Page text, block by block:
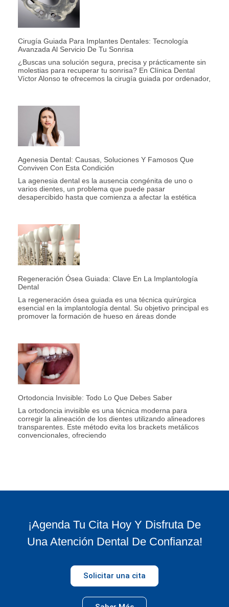
Cirugía Guiada Para Implantes Dentales: Tecnología
Avanzada Al Servicio De Tu Sonrisa
¿Buscas una solución segura, precisa y prácticamente sin
molestias para recuperar tu sonrisa? En Clínica Dental
Víctor Alonso te ofrecemos la cirugía guiada por ordenador,
Agenesia Dental: Causas, Soluciones Y Famosos Que
Conviven Con Esta Condición
La agenesia dental es la ausencia congénita de uno o
varios dientes, un problema que puede pasar
desapercibido hasta que comienza a afectar la estética
Regeneración Ósea Guiada: Clave En La Implantología
Dental
La regeneración ósea guiada es una técnica quirúrgica
esencial en la implantología dental. Su objetivo principal es
promover la formación de hueso en áreas donde
Ortodoncia Invisible: Todo Lo Que Debes Saber
La ortodoncia invisible es una técnica moderna para
corregir la alineación de los dientes utilizando alineadores
transparentes. Este método evita los brackets metálicos
convencionales, ofreciendo
¡Agenda Tu Cita Hoy Y Disfruta De
Una Atención Dental De Confianza!
Solicitar una cita